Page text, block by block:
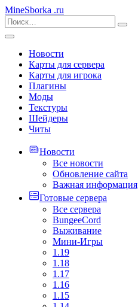
MineSborka .ru
Новости
Карты для сервера
Карты для игрока
Плагины
Моды
Текстуры
Шейдеры
Читы
Новости
Все новости
Обновление сайта
Важная информация
Готовые сервера
Все сервера
BungeeCord
Выживание
Мини-Игры
1.19
1.18
1.17
1.16
1.15